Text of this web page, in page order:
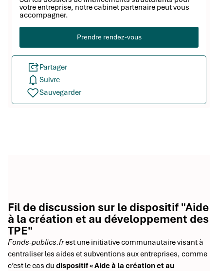
votre entreprise, notre cabinet partenaire peut vous
accompagner.
Prendre rendez-vous
Partager
Suivre
Sauvegarder
Fil de discussion sur le dispositif "Aide
à la création et au développement des
TPE"
Fonds-publics.frest une initiative communautaire visant à
centraliser les aides et subventions aux entreprises, comme
c’est le cas du dispositif « Aide à la création et au